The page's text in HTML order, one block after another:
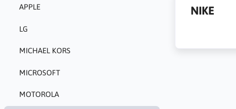
APPLE
LG
MICHAEL KORS
MICROSOFT
MOTOROLA
NIKE